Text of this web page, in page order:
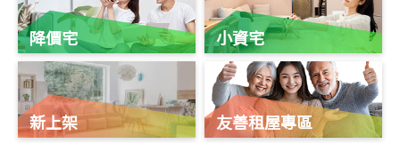
降價宅
新上架
小資宅
友善租屋專區